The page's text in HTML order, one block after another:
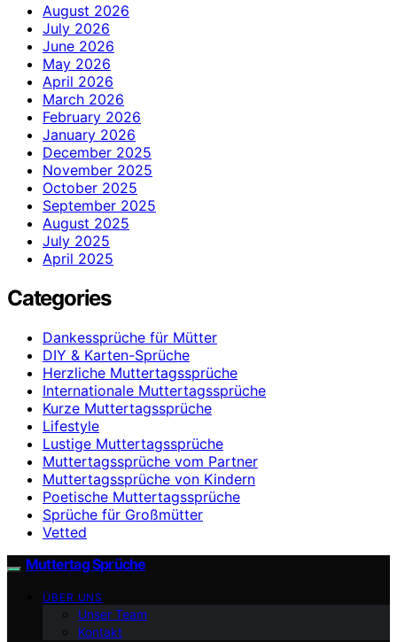
August 2026
July 2026
June 2026
May 2026
April 2026
March 2026
February 2026
January 2026
December 2025
November 2025
October 2025
September 2025
August 2025
July 2025
April 2025
Categories
Dankessprüche für Mütter
DIY & Karten-Sprüche
Herzliche Muttertagssprüche
Internationale Muttertagssprüche
Kurze Muttertagssprüche
Lifestyle
Lustige Muttertagssprüche
Muttertagssprüche vom Partner
Muttertagssprüche von Kindern
Poetische Muttertagssprüche
Sprüche für Großmütter
Vetted
Muttertag Sprüche
ÜBER UNS
Unser Team
Kontakt